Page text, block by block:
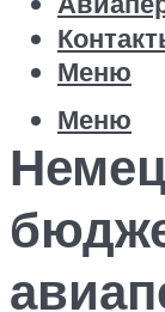
Меню
Меню